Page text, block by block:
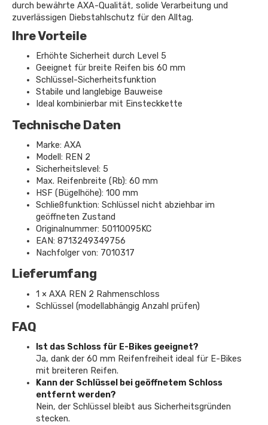
durch bewährte AXA-Qualität, solide Verarbeitung und
zuverlässigen Diebstahlschutz für den Alltag.
Ihre Vorteile
Erhöhte Sicherheit durch Level 5
Geeignet für breite Reifen bis 60 mm
Schlüssel-Sicherheitsfunktion
Stabile und langlebige Bauweise
Ideal kombinierbar mit Einsteckkette
Technische Daten
Marke: AXA
Modell: REN 2
Sicherheitslevel: 5
Max. Reifenbreite (Rb): 60 mm
HSF (Bügelhöhe): 100 mm
Schließfunktion: Schlüssel nicht abziehbar im
geöffneten Zustand
Originalnummer: 50110095KC
EAN: 8713249349756
Nachfolger von: 7010317
Lieferumfang
1 × AXA REN 2 Rahmenschloss
Schlüssel (modellabhängig Anzahl prüfen)
FAQ
Ist das Schloss für E-Bikes geeignet?
Ja, dank der 60 mm Reifenfreiheit ideal für E-Bikes
mit breiteren Reifen.
Kann der Schlüssel bei geöffnetem Schloss
entfernt werden?
Nein, der Schlüssel bleibt aus Sicherheitsgründen
stecken.